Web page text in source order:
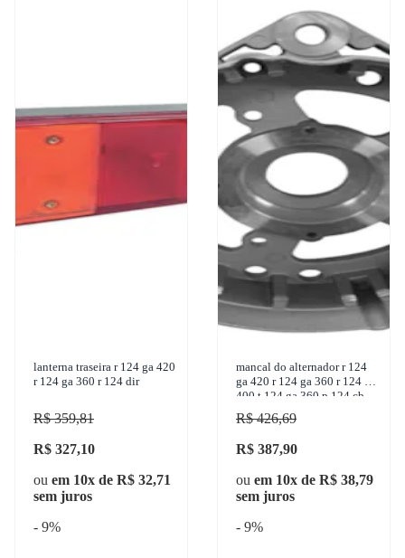
lanterna traseira r 124 ga 420
r 124 ga 360 r 124 dir
R$ 359,81
R$ 327,10
ou em 10x de R$ 32,71
sem juros
- 9%
mancal do alternador r 124
ga 420 r 124 ga 360 r 124 ga
400 t 124 ga 360 p 124 cb
360 1995-2009 zen - 3263
R$ 426,69
R$ 387,90
ou em 10x de R$ 38,79
sem juros
- 9%